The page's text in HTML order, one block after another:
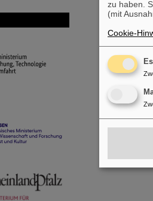
zu haben.
(mit
Cookie-